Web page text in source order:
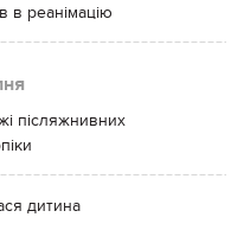
в реанімацію
післяжнивних
дитина